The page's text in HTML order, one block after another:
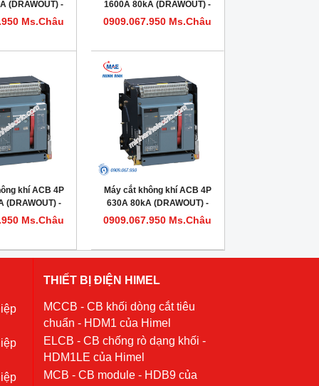
(DRAWOUT) -
Ms.Châu
1600A 80kA (DRAWOUT) -
Model HDW620164DHVV56M
0909.067.950 Ms.Châu
khí ACB 4P
(DRAWOUT) -
Ms.Châu
Máy cắt không khí ACB 4P
630A 80kA (DRAWOUT) -
Model HDW620064DHVV56M
0909.067.950 Ms.Châu
THIẾT BỊ ĐIỆN HIMEL
MCCB - CB khối dòng cắt tiêu
chuẩn - HDM1 của Himel
ELCB - CB chống rò dạng khối -
HDM1LE của Himel
MCB - CB module - HDB9 của